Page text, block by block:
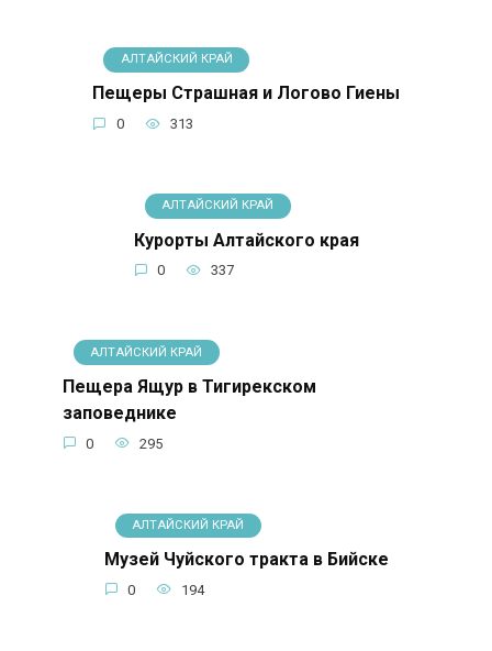
АЛТАЙСКИЙ КРАЙ
Пещеры Страшная и Логово Гиены
0 313
АЛТАЙСКИЙ КРАЙ
Курорты Алтайского края
0 337
АЛТАЙСКИЙ КРАЙ
Пещера Ящур в Тигирекском
заповеднике
0 295
АЛТАЙСКИЙ КРАЙ
Музей Чуйского тракта в Бийске
0 194